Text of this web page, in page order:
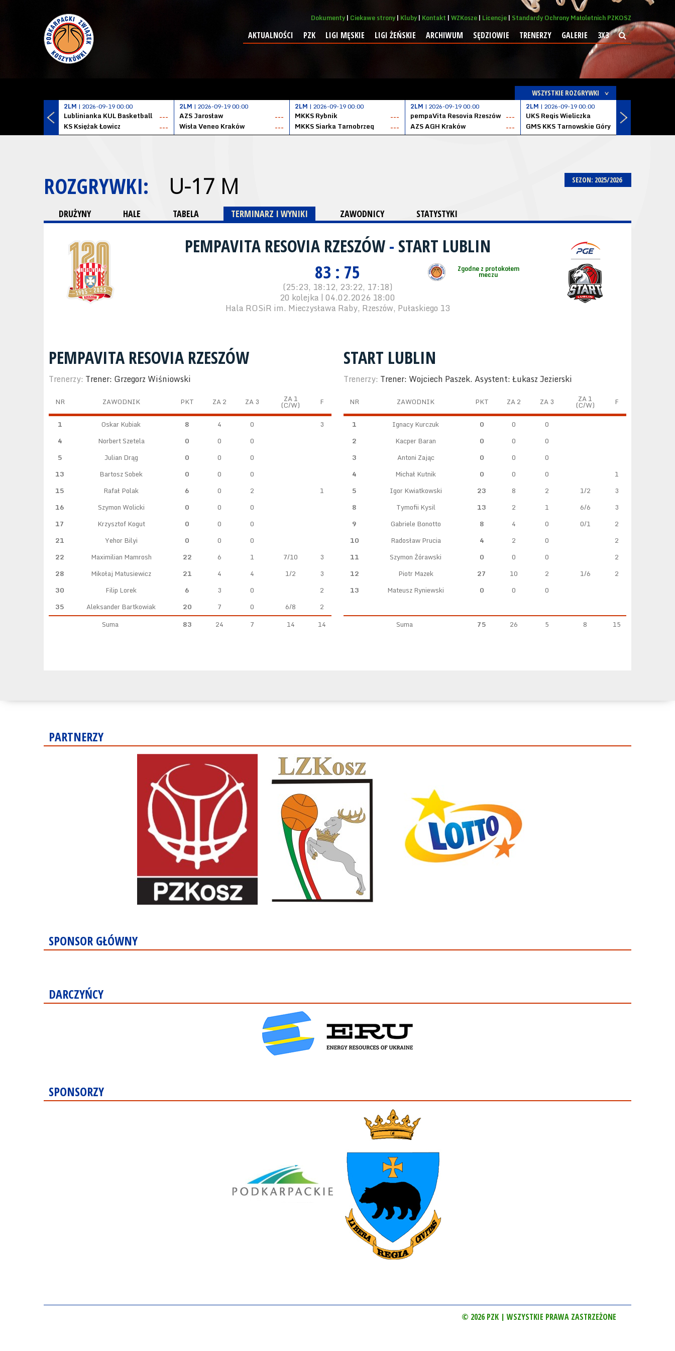
Dokumenty Ciekawe strony Kluby Kontakt WZKosze Licencje Standardy Ochrony Małoletnich PZKOSZ
AKTUALNOŚCI PZK LIGI MĘSKIE LIGI ŻEŃSKIE ARCHIWUM SĘDZIOWIE TRENERZY GALERIE 3X3
WSZYSTKIE ROZGRYWKI
2LM | 2026-09-19 00:00
Lublinianka KUL Basketball
---
KS Księżak Łowicz
---
2LM | 2026-09-19 00:00
AZS Jarosław
---
Wisła Veneo Kraków
---
2LM | 2026-09-19 00:00
MKKS Rybnik
---
MKKS Siarka Tarnobrzeg
---
2LM | 2026-09-19 00:00
pempaVita Resovia Rzeszów ---
AZS AGH Kraków
---
2LM | 2026-09-19 00:00
UKS Regis Wieliczka
---
GMS KKS Tarnowskie Góry
SEZON: 2025/2026
ROZGRYWKI: U-17 M
DRUŻYNY HALE TABELA TERMINARZ I WYNIKI ZAWODNICY STATYSTYKI
PEMPAVITA RESOVIA RZESZÓW- START LUBLIN
Zgodne z protokołem
meczu
83 : 75
(25:23, 18:12, 23:22, 17:18)
20 kolejka | 04.02.2026 18:00
Hala ROSiR im. Mieczysława Raby, Rzeszów, Pułaskiego 13
PEMPAVITA RESOVIA RZESZÓW
Trenerzy: Trener: Grzegorz Wiśniowski
NR ZAWODNIK PKT ZA 2 ZA 3 ZA 1
(C/W) F
1 Oskar Kubiak 8 4 0
3
4
Norbert Szetela 0 0
0
5
Julian Drąg 0 0
0
13
Bartosz Sobek 0 0
0
15
Rafał Polak 6 0 2
1
16
Szymon Wolicki 0 0
0
17
Krzysztof Kogut 0 0
0
21
Yehor Bilyi 0 0
0
22
Maximilian Mamrosh 22 6 1 7/10
3
28
Mikołaj Matusiewicz 21 4 4 1/2
3
30
Filip Lorek 6 3 0
2
35
Aleksander Bartkowiak 20 7 0 6/8
2
Suma
83 24 7 14 14
START LUBLIN
Trenerzy: Trener: Wojciech Paszek. Asystent: Łukasz Jezierski
NR ZAWODNIK PKT ZA 2 ZA 3 ZA 1
(C/W) F
1 Ignacy Kurczuk 0 0
0
2
Kacper Baran 0 0
0
3
Antoni Zając 0 0
0
4
Michał Kutnik 0 0 0
1
5
Igor Kwiatkowski 23 8 2 1/2
3
8
Tymofii Kysil 13 2 1 6/6
3
9
Gabriele Bonotto 8 4 0 0/1
2
10
Radosław Prucia 4 2 0
2
11
Szymon Żórawski 0 0 0
2
12
Piotr Mazek 27 10 2 1/6
2
13
Mateusz Ryniewski 0 0 0
Suma 75 26 5 8 15
PARTNERZY
SPONSOR GŁÓWNY
DARCZYŃCY
SPONSORZY
© 2026 PZK | WSZYSTKIE PRAWA ZASTRZEŻONE